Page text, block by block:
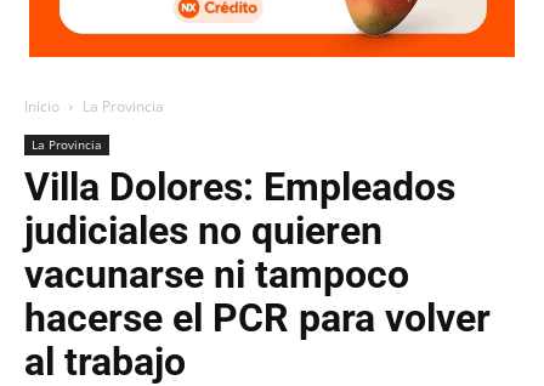
Inicio La Provincia
La Provincia
Villa Dolores: Empleados
judiciales no quieren
vacunarse ni tampoco
hacerse el PCR para volver
al trabajo